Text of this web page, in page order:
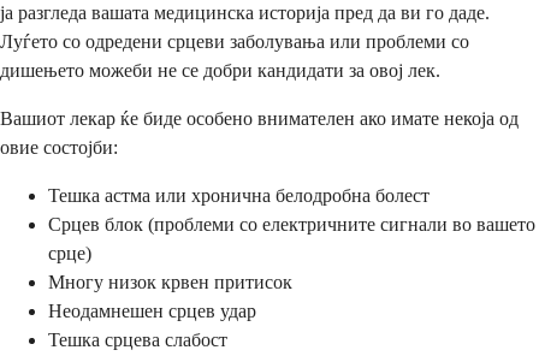
ја разгледа вашата медицинска историја пред да ви го даде.
Луѓето со одредени срцеви заболувања или проблеми со
дишењето можеби не се добри кандидати за овој лек.
Вашиот лекар ќе биде особено внимателен ако имате некоја од
овие состојби:
Тешка астма или хронична белодробна болест
Срцев блок (проблеми со електричните сигнали во вашето
срце)
Многу низок крвен притисок
Неодамнешен срцев удар
Тешка срцева слабост